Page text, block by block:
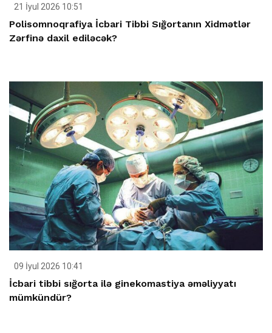
21 İyul 2026 10:51
Polisomnoqrafiya İcbari Tibbi Sığortanın Xidmətlər
Zərfinə daxil ediləcək?
09 İyul 2026 10:41
İcbari tibbi sığorta ilə ginekomastiya əməliyyatı
mümkündür?